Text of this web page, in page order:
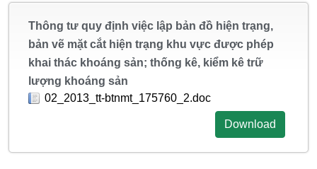
Thông tư quy định việc lập bản đồ hiện trạng,
bản vẽ mặt cắt hiện trạng khu vực được phép
khai thác khoáng sản; thống kê, kiểm kê trữ
lượng khoáng sản
02_2013_tt-btnmt_175760_2.doc
Download